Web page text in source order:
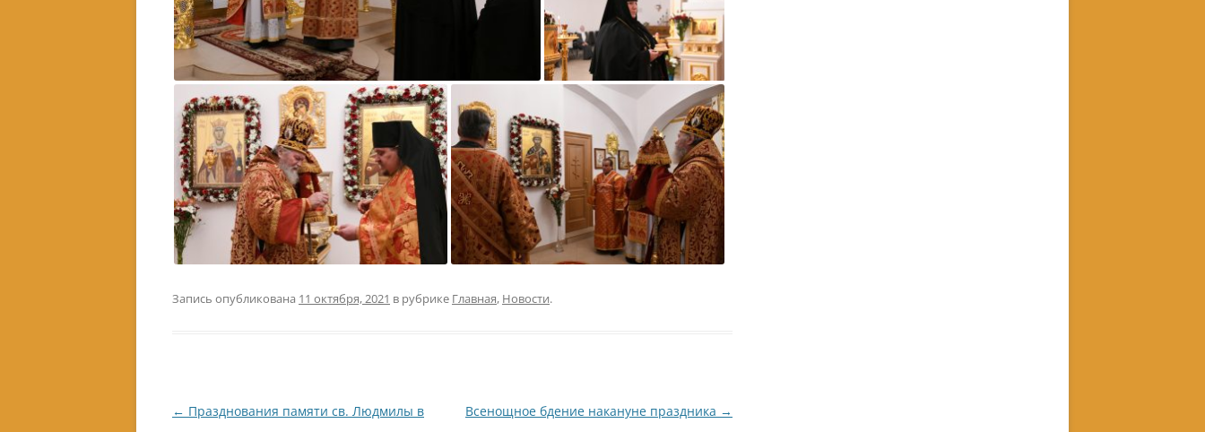
Запись опубликована 11 октября, 2021 в рубрике Главная, Новости.
Навигация
← Празднования памяти св. Людмилы в
Всенощное бдение накануне праздника →